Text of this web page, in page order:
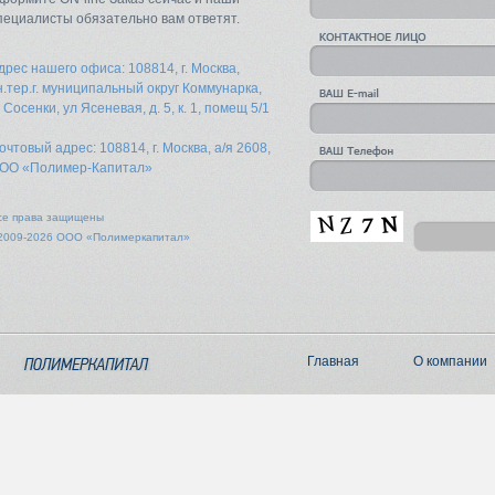
обязательно вам ответят.
нашего офиса: 108814, г. Москва,
муниципальный округ Коммунарка,
Сосенки, ул Ясеневая, д. 5, к. 1, помещ 5/1
адрес: 108814, г. Москва, а/я 2608,
«Полимер-Капитал»
права защищены
2026 ООО «Полимеркапитал»
Главная О компании